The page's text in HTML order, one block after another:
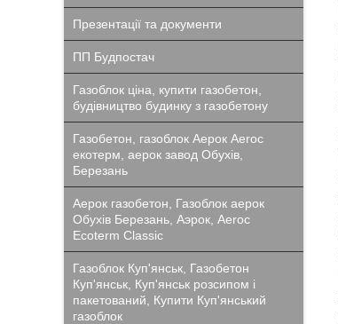
Презентації та документи
ПП Будпостач
Газоблок ціна, купити газобетон,
будівництво будинку з газобетону
Газобетон, газоблок Аерок Aeroc
екотерм, аерок завод Обухів,
Березань
Аерок газобетон, Газоблок аерок
Обухів Березань, Аэрок, Aeroc
Ecoterm Classic
Газоблок Куп'янськ, Газобетон
Куп'янськ, Куп'янськ розсипом і
пакетований, Купити Куп'янський
газоблок